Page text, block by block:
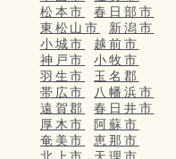
松本市
春日部市
東松山市
新潟市
小城市
越前市
神戸市
小牧市
羽生市
玉名郡
帯広市
八幡浜市
遠賀郡
春日井市
厚木市
阿蘇市
奄美市
恵那市
北上市
天理市